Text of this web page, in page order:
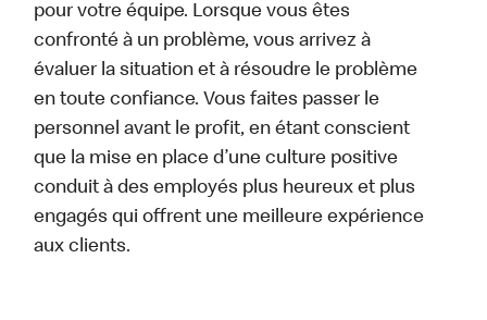
pour votre équipe. Lorsque vous êtes
confronté à un problème, vous arrivez à
évaluer la situation et à résoudre le problème
en toute confiance. Vous faites passer le
personnel avant le profit, en étant conscient
que la mise en place d’une culture positive
conduit à des employés plus heureux et plus
engagés qui offrent une meilleure expérience
aux clients.